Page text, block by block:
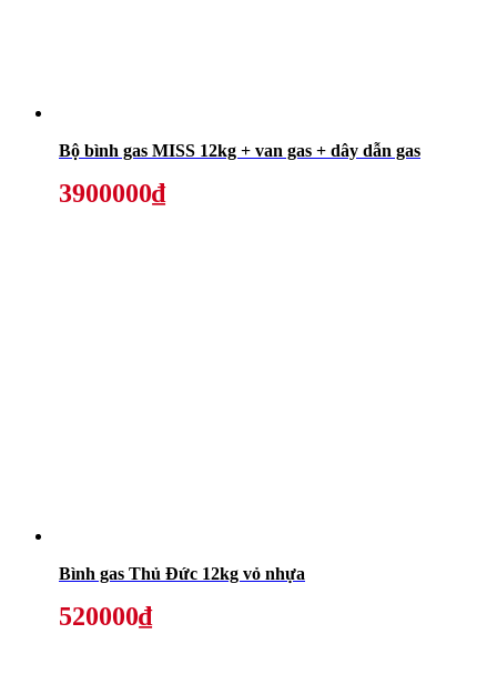
Bộ bình gas MISS 12kg + van gas + dây dẫn gas
3900000₫
Bình gas Thủ Đức 12kg vỏ nhựa
520000₫